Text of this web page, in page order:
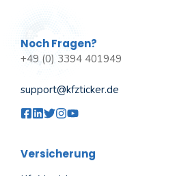
Noch Fragen?
+49 (0) 3394 401949
support@kfzticker.de
Versicherung